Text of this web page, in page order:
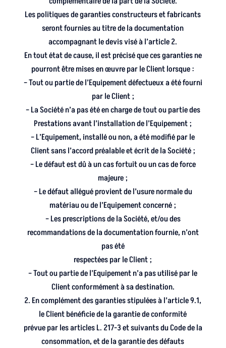
Les politiques de garanties constructeurs et fabricants
seront fournies au titre de la documentation
accompagnant le devis visé à l’article 2.
En tout état de cause, il est précisé que ces garanties ne
pourront être mises en œuvre par le Client lorsque :
– Tout ou partie de l’Equipement défectueux a été fourni
par le Client ;
– La Société n’a pas été en charge de tout ou partie des
Prestations avant l’installation de l’Equipement ;
– L’Equipement, installé ou non, a été modifié par le
Client sans l’accord préalable et écrit de la Société ;
– Le défaut est dû à un cas fortuit ou un cas de force
majeure ;
– Le défaut allégué provient de l’usure normale du
matériau ou de l’Equipement concerné ;
– Les prescriptions de la Société, et/ou des
recommandations de la documentation fournie, n’ont
pas été
respectées par le Client ;
– Tout ou partie de l’Equipement n’a pas utilisé par le
Client conformément à sa destination.
2. En complément des garanties stipulées à l’article 9.1,
le Client bénéficie de la garantie de conformité
prévue par les articles L. 217-3 et suivants du Code de la
consommation, et de la garantie des défauts